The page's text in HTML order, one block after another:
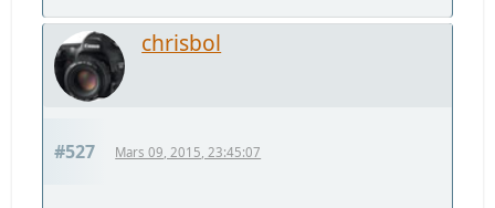
chrisbol
#527 Mars 09, 2015, 23:45:07